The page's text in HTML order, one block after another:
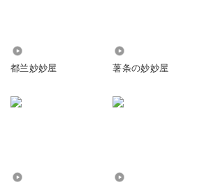
都兰妙妙屋 薯条の妙妙屋